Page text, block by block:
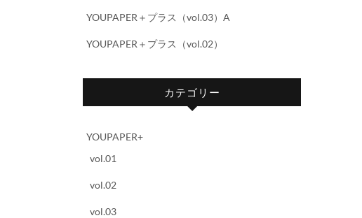
YOUPAPER＋プラス（vol.03）A
YOUPAPER＋プラス（vol.02）
カテゴリー
YOUPAPER+
vol.01
vol.02
vol.03